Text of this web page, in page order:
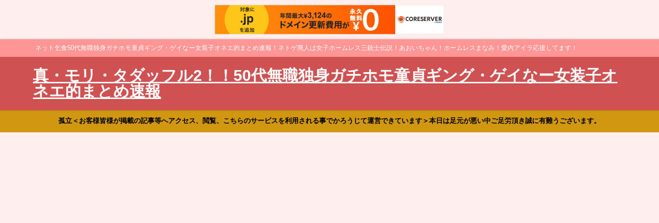
ネット乞食50代無職独身ガチホモ童貞ギング・ゲイなー女装子オネエ的まとめ速報！ネトゲ廃人は女子ホームレス三銃士伝説！あおいちゃん！ホームレスまなみ！愛内アイラ応援してます！
真・モリ・タダッフル2！！50代無職独身ガチホモ童貞ギング・ゲイなー女装子オ
ネエ的まとめ速報
孤立＜お客様皆様が掲載の記事等へアクセス、閲覧、こちらのサービスを利用される事でかろうじて運営できています＞本日は足元が悪い中ご足労頂き誠に有難うございます。